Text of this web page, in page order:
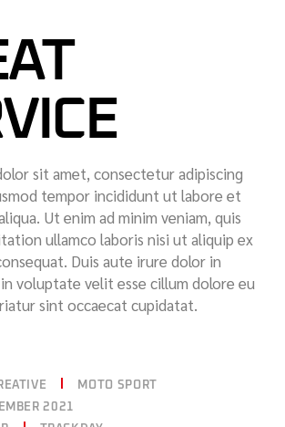
sit amet, consectetur adipiscing
tempor incididunt ut labore et
Ut enim ad minim veniam, quis
ullamco laboris nisi ut aliquip ex
Duis aute irure dolor in
voluptate velit esse cillum dolore eu
sint occaecat cupidatat.
MOTO SPORT
2021